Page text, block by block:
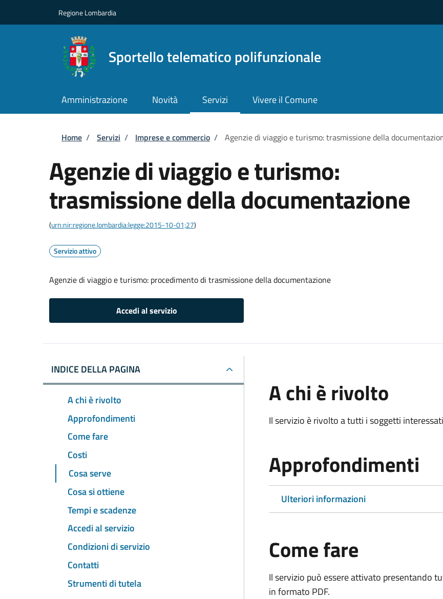
Regione Lombardia
Sportello telematico polifunzionale
Amministrazione Novità Servizi Vivere il Comune
Briciole di pane
Home / Servizi / Imprese e commercio / Agenzie di viaggio e turismo: trasmissione della
Agenzie di viaggio e turismo:
trasmissione della documentazione
(urn:nir:regione.lombardia:legge:2015-10-01;27)
Servizio attivo
Agenzie di viaggio e turismo: procedimento di trasmissione della documentazione
Accedi al servizio
INDICE DELLA PAGINA
A chi è rivolto
Approfondimenti
Come fare
Costi
Cosa serve
Cosa si ottiene
Tempi e scadenze
Accedi al servizio
Condizioni di servizio
Contatti
Strumenti di tutela
A chi è rivolto
Il servizio è rivolto a tutti i soggetti
Approfondimenti
Ulteriori informazioni
Come fare
Il servizio può essere attivato presentando
in formato PDF.